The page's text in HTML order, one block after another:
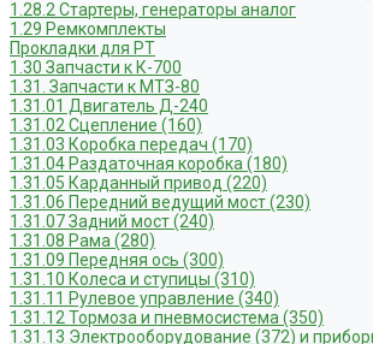
1.28.2 Стартеры, генераторы аналог
1.29 Ремкомплекты
Прокладки для РТ
1.30 Запчасти к К-700
1.31. Запчасти к МТЗ-80
1.31.01 Двигатель Д-240
1.31.02 Сцепление (160)
1.31.03 Коробка передач (170)
1.31.04 Раздаточная коробка (180)
1.31.05 Карданный привод (220)
1.31.06 Передний ведущий мост (230)
1.31.07 Задний мост (240)
1.31.08 Рама (280)
1.31.09 Передняя ось (300)
1.31.10 Колеса и ступицы (310)
1.31.11 Рулевое управление (340)
1.31.12 Тормоза и пневмосистема (350)
1.31.13 Электрооборудование (372) и